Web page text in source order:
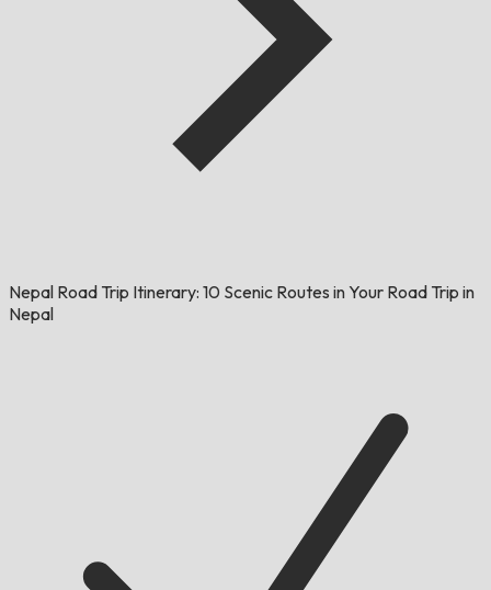
Nepal Road Trip Itinerary: 10 Scenic Routes in Your Road Trip in
Nepal